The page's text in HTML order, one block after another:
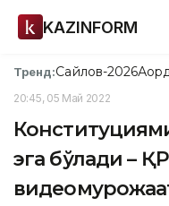
KAZINFORM
Тренд:Сайлов-2026
20:45, 05 Май 2022
эга бўлади –